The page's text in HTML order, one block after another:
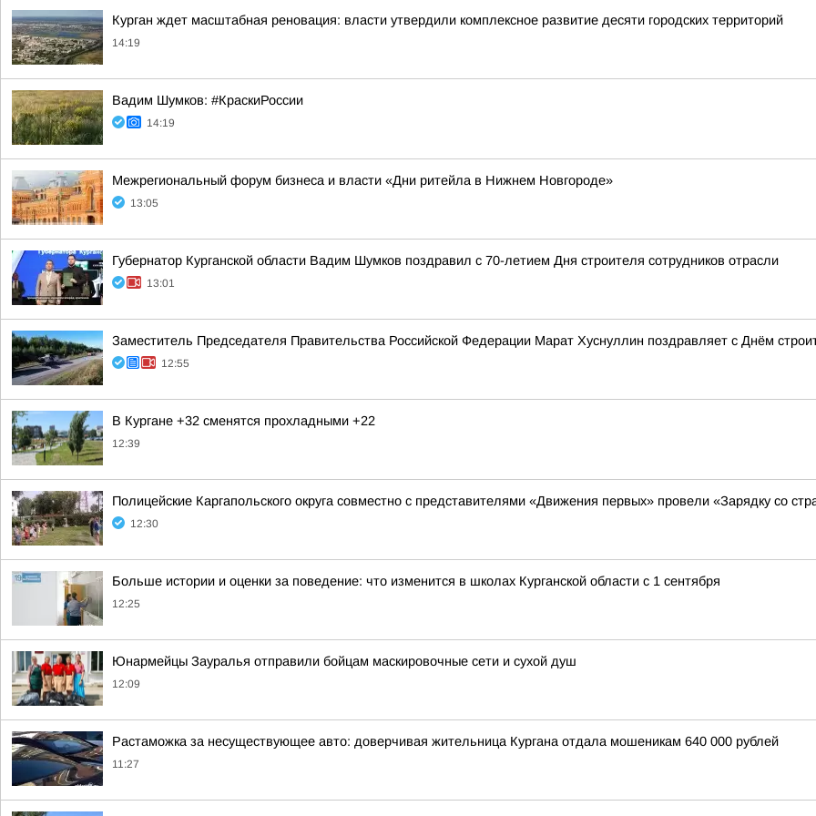
Курган ждет масштабная реновация: власти утвердили комплексное развитие десяти городских территорий
14:19
Вадим Шумков: #КраскиРоссии
14:19
Межрегиональный форум бизнеса и власти «Дни ритейла в Нижнем Новгороде»
13:05
Губернатор Курганской области Вадим Шумков поздравил с 70-летием Дня строителя сотрудников отрасли
13:01
Заместитель Председателя Правительства Российской Федерации Марат Хуснуллин поздравляет с Днём
12:55
В Кургане +32 сменятся прохладными +22
12:39
Полицейские Каргапольского округа совместно с представителями «Движения первых» провели «Зарядку со
12:30
Больше истории и оценки за поведение: что изменится в школах Курганской области с 1 сентября
12:25
Юнармейцы Зауралья отправили бойцам маскировочные сети и сухой душ
12:09
Растаможка за несуществующее авто: доверчивая жительница Кургана отдала мошеникам 640 000 рублей
11:27